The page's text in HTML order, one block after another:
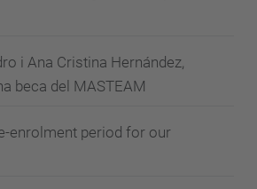
i Ana Cristina Hernández,
beca del MASTEAM
enrolment period for our